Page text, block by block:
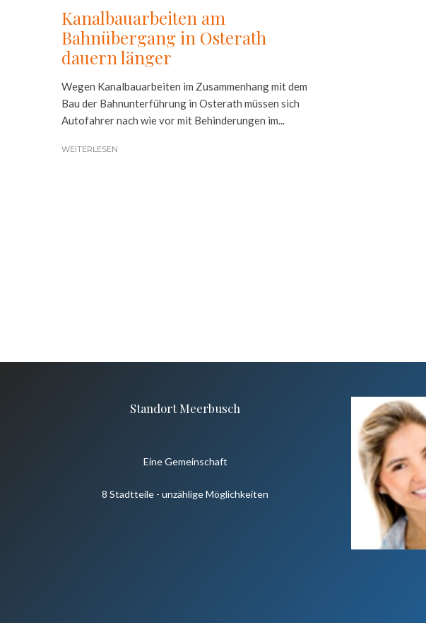
Kanalbauarbeiten am
Bahnübergang in Osterath
dauern länger
Wegen Kanalbauarbeiten im Zusammenhang mit dem
Bau der Bahnunterführung in Osterath müssen sich
Autofahrer nach wie vor mit Behinderungen im...
WEITERLESEN
Standort Meerbusch
Eine Gemeinschaft
8 Stadtteile - unzählige Möglichkeiten